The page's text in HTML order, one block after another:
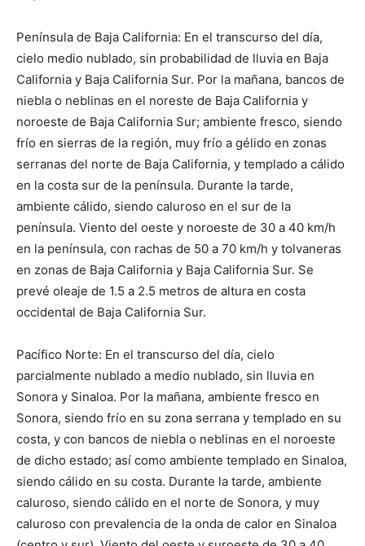
Península de Baja California: En el transcurso del día,
cielo medio nublado, sin probabilidad de lluvia en Baja
California y Baja California Sur. Por la mañana, bancos de
niebla o neblinas en el noreste de Baja California y
noroeste de Baja California Sur; ambiente fresco, siendo
frío en sierras de la región, muy frío a gélido en zonas
serranas del norte de Baja California, y templado a cálido
en la costa sur de la península. Durante la tarde,
ambiente cálido, siendo caluroso en el sur de la
península. Viento del oeste y noroeste de 30 a 40 km/h
en la península, con rachas de 50 a 70 km/h y tolvaneras
en zonas de Baja California y Baja California Sur. Se
prevé oleaje de 1.5 a 2.5 metros de altura en costa
occidental de Baja California Sur.
Pacífico Norte: En el transcurso del día, cielo
parcialmente nublado a medio nublado, sin lluvia en
Sonora y Sinaloa. Por la mañana, ambiente fresco en
Sonora, siendo frío en su zona serrana y templado en su
costa, y con bancos de niebla o neblinas en el noroeste
de dicho estado; así como ambiente templado en Sinaloa,
siendo cálido en su costa. Durante la tarde, ambiente
caluroso, siendo cálido en el norte de Sonora, y muy
caluroso con prevalencia de la onda de calor en Sinaloa